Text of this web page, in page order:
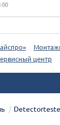
центр